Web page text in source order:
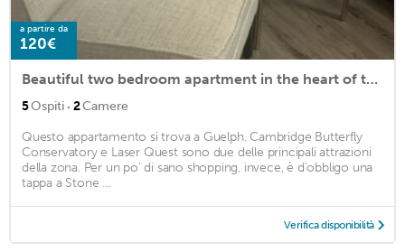
a partire da
120€
Beautiful two bedroom apartment in the heart of town
5Ospiti · 2Camere
Questo appartamento si trova a Guelph. Cambridge Butterfly
Conservatory e Laser Quest sono due delle principali attrazioni
della zona. Per un po' di sano shopping, invece, è d'obbligo una
tappa a Stone ...
Verifica disponibilità